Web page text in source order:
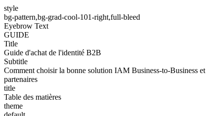
style
bg-pattern,bg-grad-cool-101-right,full-bleed
Eyebrow Text
GUIDE
Title
Guide d'achat de l'identité B2B
Subtitle
Comment choisir la bonne solution IAM Business-to-Business et
partenaires
title
Table des matières
theme